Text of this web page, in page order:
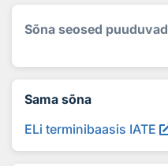
Sõna seosed puuduvad
Sama sõna
ELi terminibaasis IATE